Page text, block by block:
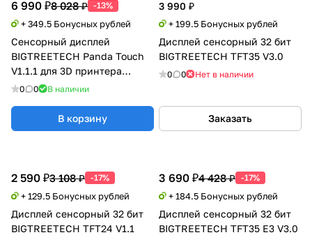
6 990 ₽8 028 ₽ -13%
+ 349.5 Бонусных рублей
Сенсорный дисплей
BIGTREETECH Panda Touch
V1.1.1 для 3D принтера
Bambu Lab X1/P1/A1
0 0 В наличии
В корзину
3 990 ₽
+ 199.5 Бонусных рублей
Дисплей сенсорный 32 бит
BIGTREETECH TFT35 V3.0
0 0 Нет в наличии
Заказать
2 590 ₽3 108 ₽ -17%
+ 129.5 Бонусных рублей
Дисплей сенсорный 32 бит
BIGTREETECH TFT24 V1.1
3 690 ₽4 428 ₽ -17%
+ 184.5 Бонусных рублей
Дисплей сенсорный 32 бит
BIGTREETECH TFT35 E3 V3.0